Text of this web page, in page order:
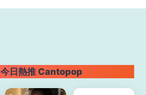
今日熱推 Cantopop